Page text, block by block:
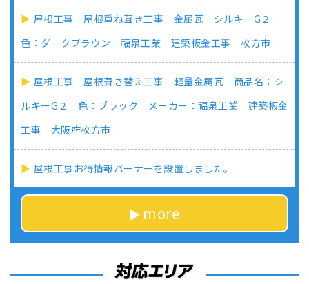
屋根工事 屋根重ね葺き工事 金属瓦 シルキーG２
色：ダークブラウン 福泉工業 建築板金工事 枚方市
屋根工事 屋根葺き替え工事 軽量金属瓦 商品名：シ
ルキーG２ 色：ブラック メーカー：福泉工業 建築板金
工事 大阪府枚方市
屋根工事お得情報バーナーを設置しました。
more